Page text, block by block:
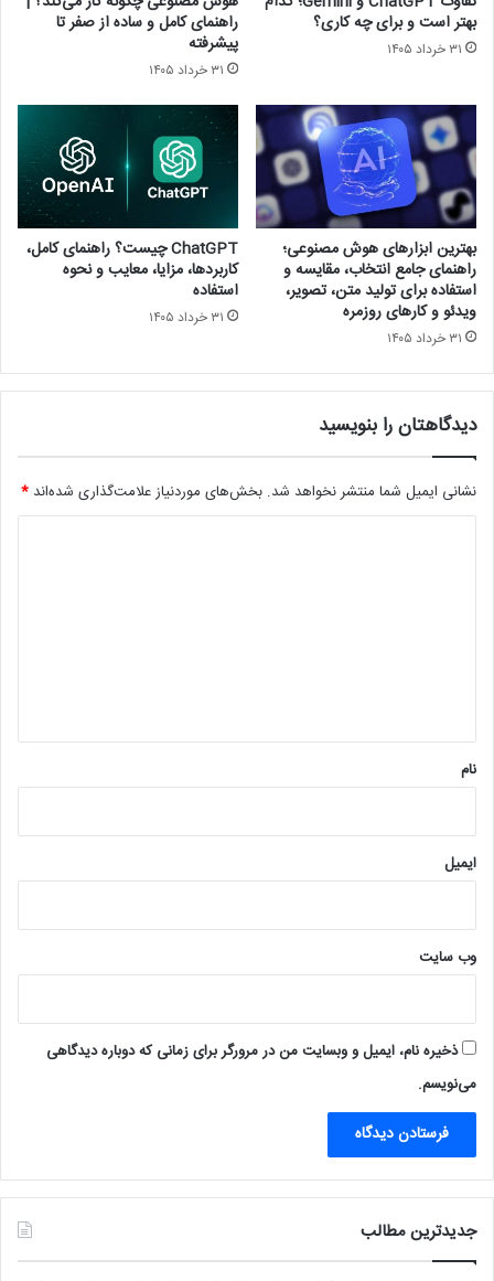
بهتر است و برای چه کاری؟
۳۱ خرداد ۱۴۰۵
راهنمای کامل و ساده از صفر تا
پیشرفته
۳۱ خرداد ۱۴۰۵
بهترین ابزارهای هوش مصنوعی؛
راهنمای جامع انتخاب، مقایسه و
استفاده برای تولید متن، تصویر،
ویدئو و کارهای روزمره
۳۱ خرداد ۱۴۰۵
ChatGPT چیست؟ راهنمای کامل،
کاربردها، مزایا، معایب و نحوه
استفاده
۳۱ خرداد ۱۴۰۵
دیدگاهتان را بنویسید
نشانی ایمیل شما منتشر نخواهد شد. بخش‌های موردنیاز علامت‌گذاری شده‌اند *
نام
ایمیل
وب‌ سایت
ذخیره نام، ایمیل و وبسایت من در مرورگر برای زمانی که دوباره دیدگاهی
می‌نویسم.
جدیدترین مطالب